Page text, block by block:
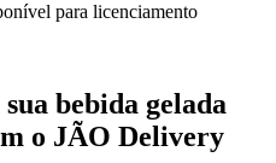
para licenciamento
sua bebida gelada
o JÃO Delivery